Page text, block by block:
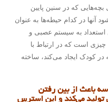
که در سنین پایین
آنها در کدام حیطه‌ها به عنوان
استعداد به سیستم عصبی و
چیزی است که در ارتباط با
کودک ایجاد می‌کند، ساخته
باعث از بین رفتن
می‌کند و این استرس